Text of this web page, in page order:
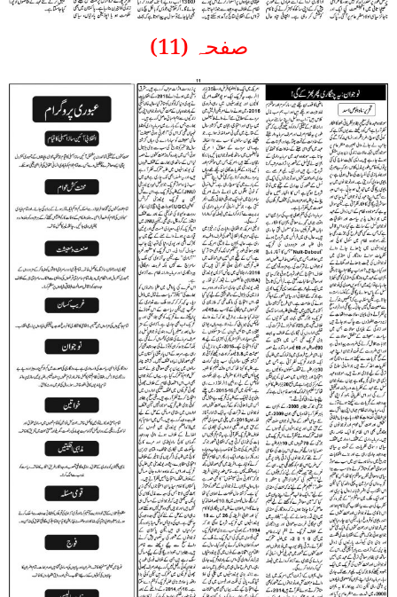
صفحہ (11)